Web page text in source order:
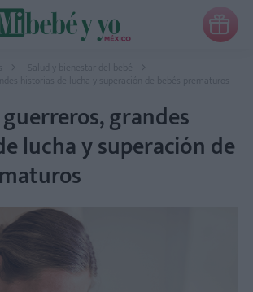

Salud y bienestar del bebé
historias de lucha y superación de bebés prematuros
grandes
lucha y superación de